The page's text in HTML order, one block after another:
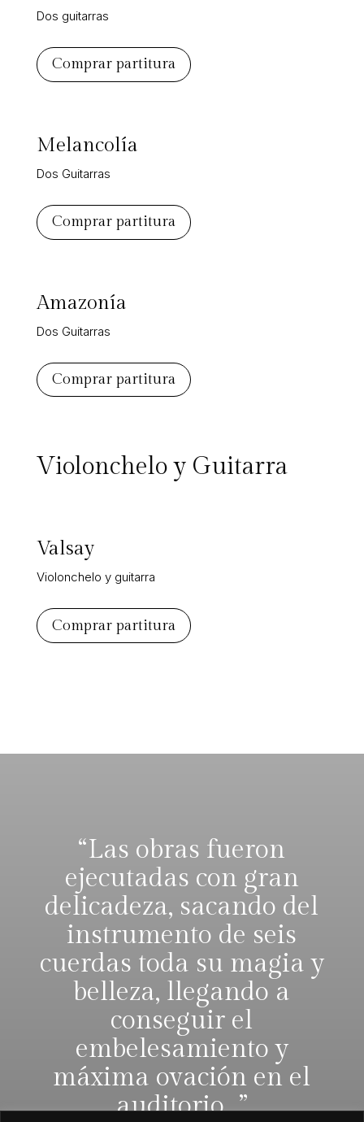
Dos guitarras
Comprar partitura
Melancolía
Dos Guitarras
Comprar partitura
Amazonía
Dos Guitarras
Comprar partitura
Violonchelo y Guitarra
Valsay
Violonchelo y guitarra
Comprar partitura
“Las obras fueron
ejecutadas con gran
delicadeza, sacando del
instrumento de seis
cuerdas toda su magia y
belleza, llegando a
conseguir el
embelesamiento y
máxima ovación en el
auditorio…”